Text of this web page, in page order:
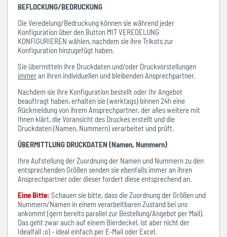
BEFLOCKUNG/BEDRUCKUNG
Die Veredelung/Bedruckung können sie während jeder
Konfiguration über den Button MIT VEREDELUNG
KONFIGURIEREN wählen, nachdem sie ihre Trikots zur
Konfiguration hinzugefügt haben.
Sie übermitteln ihre Druckdaten und/oder Druckvorstellungen
immeran ihren individuellen und bleibenden Ansprechpartner.
Nachdem sie ihre Konfiguration bestellt oder Ihr Angebot
beauftragt haben, erhalten sie (werktags) binnen 24h eine
Rückmeldung von ihrem Ansprechpartner, der alles weitere mit
Ihnen klärt, die Voransicht des Druckes erstellt und die
Druckdaten (Namen, Nummern) verarbeitet und prüft.
ÜBERMITTLUNG DRUCKDATEN (Namen, Nummern)
Ihre Aufstellung der Zuordnung der Namen und Nummern zu den
entsprechenden Größen senden sie ebenfalls immer an ihren
Ansprechpartner oder dieser fordert diese entsprechend an.
Eine Bitte: Schauen sie bitte, dass die Zuordnung der Größen und
Nummern/Namen in einem verarbeitbaren Zustand bei uns
ankommt (gern bereits parallel zur Bestellung/Angebot per Mail).
Das geht zwar auch auf einem Bierdeckel, ist aber nicht der
Idealfall ;o) - ideal einfach per E-Mail oder Excel.